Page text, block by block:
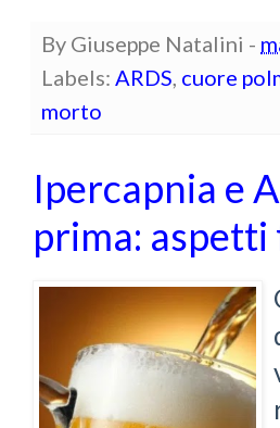
By Giuseppe Natalini -
Labels: ARDS, cuore
morto
Ipercapnia e
prima: